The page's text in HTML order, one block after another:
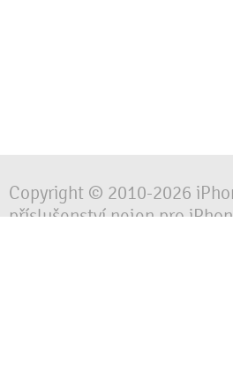
Copyright © 2010-2026
příslušenství nejen pro